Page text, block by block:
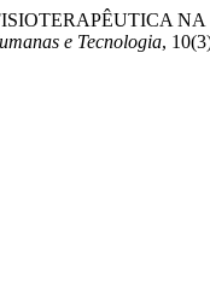
e Tecnologia,